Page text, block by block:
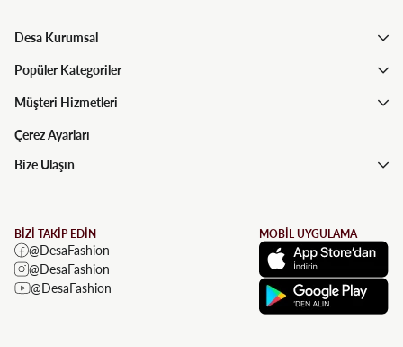
Desa Kurumsal
Popüler Kategoriler
Müşteri Hizmetleri
Çerez Ayarları
Bize Ulaşın
BİZİ TAKİP EDİN
@DesaFashion
@DesaFashion
@DesaFashion
MOBİL UYGULAMA